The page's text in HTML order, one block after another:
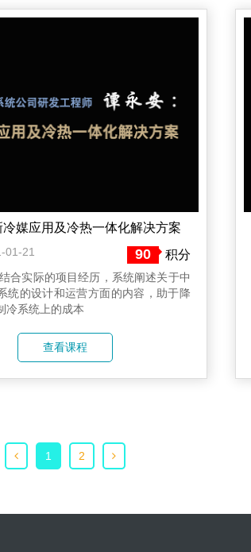
媒应用及冷热一体化解决方案
01-21 90 积分
合实际的项目经历，系统阐述关于中
统的设计和运营方面的内容，助于降
冷系统上的成本
查看课程
1 2